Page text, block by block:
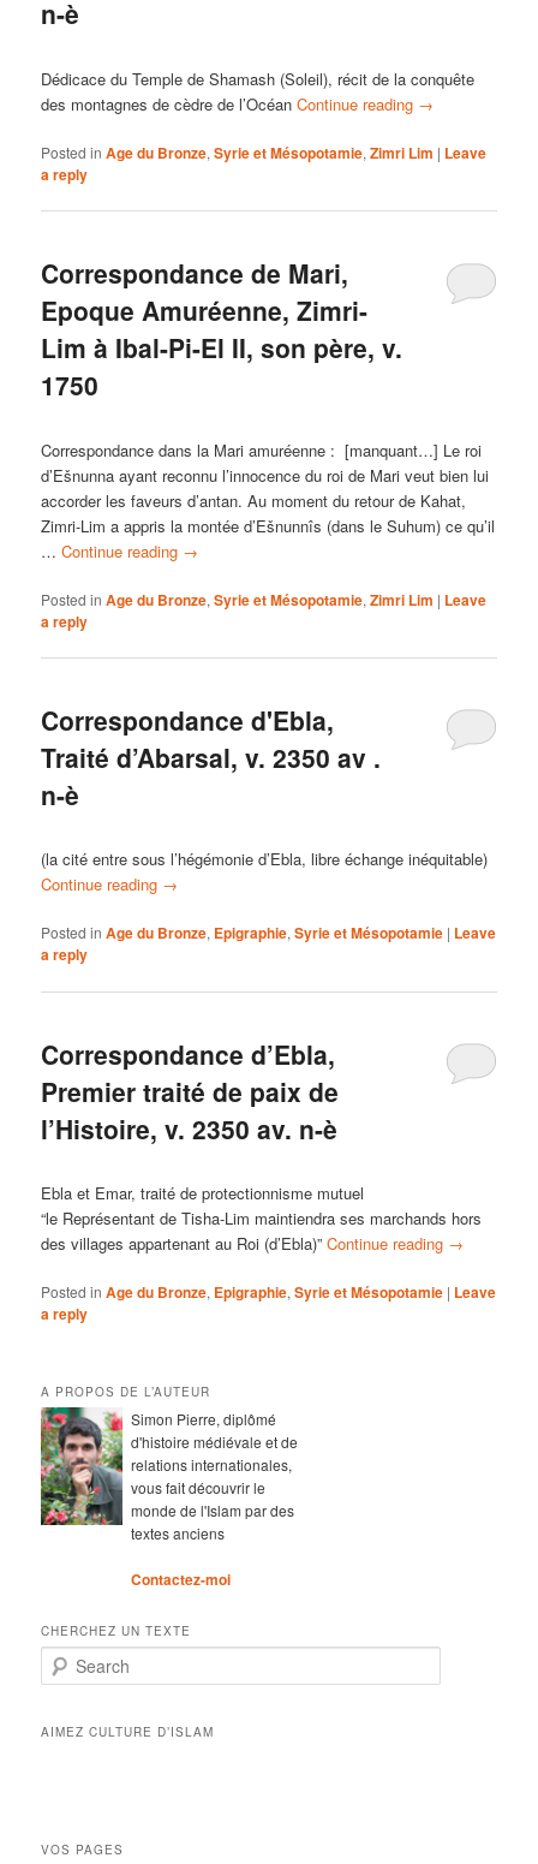
n-è
Dédicace du Temple de Shamash (Soleil), récit de la conquête
des montagnes de cèdre de l’OcéanContinue reading →
Posted in Age du Bronze,Syrie et Mésopotamie,Zimri Lim | Leave
a reply
Correspondance de Mari,
Epoque Amuréenne, Zimri-
Lim à Ibal-Pi-El II, son père, v.
1750
Correspondance dans la Mari amuréenne : [manquant…] Le roi
d’Ešnunna ayant reconnu l’innocence du roi de Mari veut bien lui
accorder les faveurs d’antan. Au moment du retour de Kahat,
Zimri-Lim a appris la montée d’Ešnunnîs (dans le Suhum) ce qu’il
…Continue reading →
Posted in Age du Bronze,Syrie et Mésopotamie,Zimri Lim | Leave
a reply
Correspondance d'Ebla,
Traité d’Abarsal, v. 2350 av .
n-è
(la cité entre sous l’hégémonie d’Ebla, libre échange inéquitable)
Continue reading →
Posted in Age du Bronze, Epigraphie,Syrie et Mésopotamie | Leave
a reply
Correspondance d’Ebla,
Premier traité de paix de
l’Histoire, v. 2350 av. n-è
Ebla et Emar, traité de protectionnisme mutuel
“le Représentant de Tisha-Lim maintiendra ses marchands hors
des villages appartenant au Roi (d’Ebla)”Continue reading →
Posted in Age du Bronze, Epigraphie,Syrie et Mésopotamie | Leave
a reply
A PROPOS DE L’AUTEUR
Simon Pierre, diplômé
d'histoire médiévale et de
relations internationales,
vous fait découvrir le
monde de l'Islam par des
textes anciens
Contactez-moi
CHERCHEZ UN TEXTE
Search
AIMEZ CULTURE D’ISLAM
VOS PAGES